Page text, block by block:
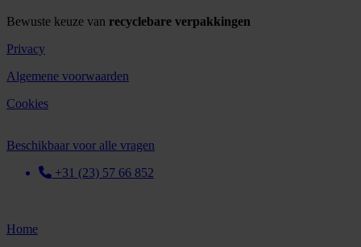
Bewuste keuze van recyclebare verpakkingen
Privacy
Algemene voorwaarden
Cookies
Beschikbaar voor alle vragen
+31 (23) 57 66 852
Home